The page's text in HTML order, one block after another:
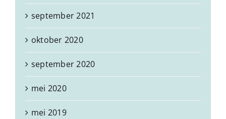
september 2021
oktober 2020
september 2020
mei 2020
mei 2019